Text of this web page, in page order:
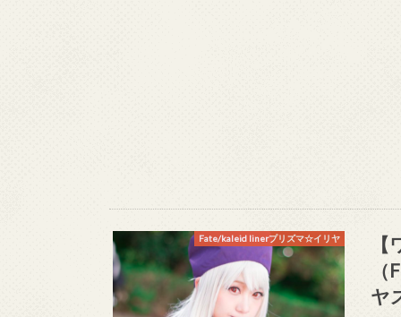
Fate/kaleid linerプリズマ☆イリヤ
ヤ